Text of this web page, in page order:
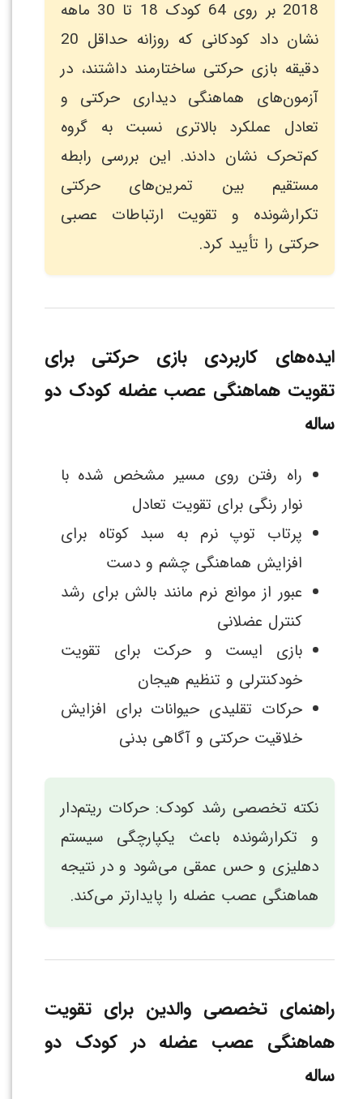
2018 بر روی 64 کودک 18 تا 30 ماهه
نشان داد کودکانی که روزانه حداقل 20
دقیقه بازی حرکتی ساختارمند داشتند، در
آزمون‌های هماهنگی دیداری حرکتی و
تعادل عملکرد بالاتری نسبت به گروه
کم‌تحرک نشان دادند. این بررسی رابطه
مستقیم بین تمرین‌های حرکتی
تکرارشونده و تقویت ارتباطات عصبی
حرکتی را تأیید کرد.
ایده‌های کاربردی بازی حرکتی برای
تقویت هماهنگی عصب عضله کودک دو
ساله
راه رفتن روی مسیر مشخص شده با
نوار رنگی برای تقویت تعادل
پرتاب توپ نرم به سبد کوتاه برای
افزایش هماهنگی چشم و دست
عبور از موانع نرم مانند بالش برای رشد
کنترل عضلانی
بازی ایست و حرکت برای تقویت
خودکنترلی و تنظیم هیجان
حرکات تقلیدی حیوانات برای افزایش
خلاقیت حرکتی و آگاهی بدنی
نکته تخصصی رشد کودک: حرکات ریتم‌دار
و تکرارشونده باعث یکپارچگی سیستم
دهلیزی و حس عمقی می‌شود و در نتیجه
هماهنگی عصب عضله را پایدارتر می‌کند.
راهنمای تخصصی والدین برای تقویت
هماهنگی عصب عضله در کودک دو
ساله